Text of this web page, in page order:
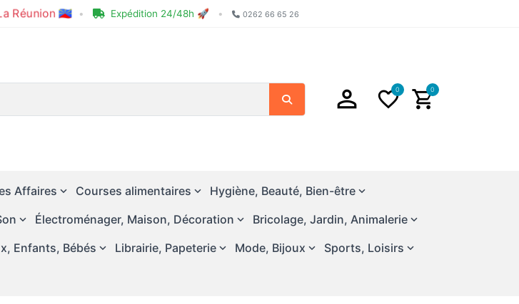
Réunion 🇷🇪 • Expédition 24/48h 🚀 • 0262 66 65 26
Search
0 0
Affaires Courses alimentaires
Hygiène, Beauté, Bien-être
Électroménager, Maison, Décoration
Bricolage, Jardin, Animalerie
Enfants, Bébés Librairie, Papeterie Mode, Bijoux
Sports, Loisirs